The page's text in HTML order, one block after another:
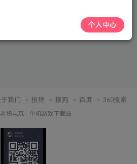
我们 投稿 搜狗 百度 360搜索
老杨电玩 · 单机游戏下载站
个人中心